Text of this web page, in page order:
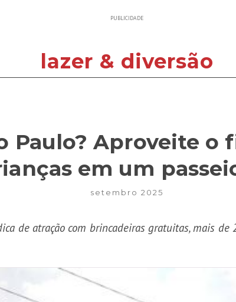
PUBLICIDADE
lazer & diversão
Paulo? Aproveite o
em um
setembro 2025
de atração com brincadeiras gratuitas, mais